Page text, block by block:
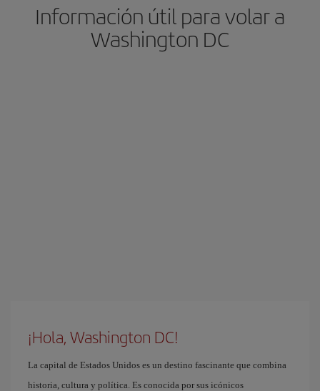
Información útil para volar a
Washington DC
¡Hola, Washington DC!
La capital de Estados Unidos es un destino fascinante que combina
historia, cultura y política. Es conocida por sus icónicos